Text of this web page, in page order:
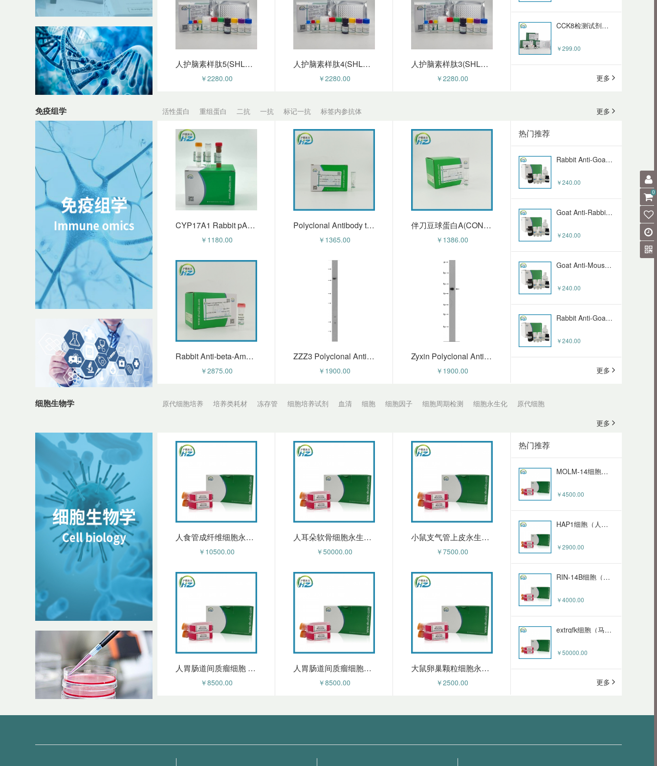
人护脑素样肽5(SHLP5)ELISA试剂盒 HZE57971h
￥2280.00
人护脑素样肽4(SHLP4)ELISA试剂盒 HZE57970h
￥2280.00
人护脑素样肽3(SHLP3)ELISA试剂盒 HZE57969h
￥2280.00
人护脑素样肽2(SHLP2)ELISA试剂盒 HZE57968h
￥2280.00 ￥2280.00
CCK8检测试剂盒 (Cell Counting Kit) HZ5T801CK
￥299.00
Cell Counting Kit-8(CCK-8) HZK5115
更多
免疫组学 活性蛋白 重组蛋白 二抗 一抗 标记一抗 标签内参抗体 更多
CYP17A1 Rabbit pAb (HZ-510233pAb)
￥1180.00
Polyclonal Antibody to Lipopolysaccharide (LPS) (HZ-59844pAb)
￥1365.00
伴刀豆球蛋白A(CONA）多克隆抗体 (HZ-59843pAb)
￥1386.00
Rabbit Anti-beta-Amyloid 1-40(CT)Polyclonal Antibody (HZ-59842pAb)
￥2875.00
ZZZ3 Polyclonal Antibody (HZ-59839pAb)
￥1900.00
Zyxin Polyclonal Antibody (HZ-59838pAb)
￥1900.00
ZXDC Polyclonal Antibody (HZ-59837pAb)
￥1900.00
ZXDA Polyclonal Antibody (HZ-59836pAb)
￥1900.00
热门推荐
￥240.00
Goat Anti-Mouse IgG (H+L) - Alexa Fluor 647 (HZ-50101sAb)
Rabbit Anti-Goat IgG (H+L) - Alexa Fluor 594 (HZ-50100sAb)
￥240.00
Goat Anti-Rabbit IgG (H+L) - Alexa Fluor 594 (HZ-50099sAb)
￥240.00
Goat Anti-Mouse IgG (H+L) - Alexa Fluor 594 (HZ-50098sAb)
￥240.00
Rabbit Anti-Goat IgG (H+L) - Alexa Fluor 488 (HZ-50097sAb)
￥240.00
Goat Anti-Rabbit IgG (H+L) - Alexa Fluor 488 (HZ-50096sAb)
Goat Anti-Mouse IgG (H+L) - Alexa Fluor 488 (HZ-50095sAb)
Rabbit Anti-Goat IgG (H+L) FITC (HZ-50094sAb)
￥150.00
Goat Anti-Rabbit IgG(H+L) FITC (HZ-50093sAb)
￥150.00
Goat Anti-Mouse IgG(H+L) FITC (HZ-50092sAb)
￥150.00
Rabbit Anti-Goat IgG (H+L) - Alexa Fluor 647 (HZ-50103sAb)
￥240.00
Goat Anti-Rabbit IgG (H+L) - Alexa Fluor 647 (HZ-50102sAb)
更多
细胞生物学 原代细胞培养 培养类耗材 冻存管 细胞培养试剂 血清 细胞 细胞因子 细胞周期检测 细胞永生化
原代细胞
更多
人食管成纤维细胞永生化 HZ-5144HIC
￥10500.00
人耳朵软骨细胞永生化 HZ-5235HIC
￥50000.00
小鼠支气管上皮永生化 HZ-5006MIC
￥7500.00
人胃肠道间质瘤细胞 HZ-5234HPC
￥8500.00
人胃肠道间质瘤细胞永生化 HZ-5234HIC
￥8500.00
大鼠卵巢颗粒细胞永生化 HZ-5086RIC
￥2500.00
热门推荐
TFK-1细胞（人胆管癌细胞）HZ-51837HC
NIH/3T3-RFP-FAP细胞（稳定表达红色荧光蛋白与成纤维细胞激活蛋白α小鼠胚胎成纤维细胞）HZ-5031MC-R-SE（询价）
MOLM-14细胞（人急性髓系白血病细胞）HZ-51836HC
￥4500.00
HAP1细胞（人慢性髓性白血病细胞）HZ-51835HC
￥2900.00
RIN-14B细胞（大鼠胰岛素瘤细胞）HZ-5073RC
￥4000.00
extrqfk细胞（马肾脏细胞永生化）HZ-5712OC
￥50000.00
LNCAP-C4-2细胞（人前列腺癌细胞）HZ-51834HC
更多
0